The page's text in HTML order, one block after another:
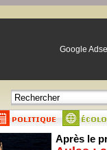
Google
Après le